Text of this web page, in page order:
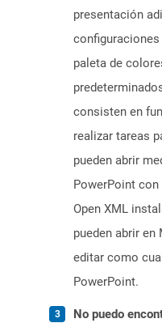
presentación
paleta de
consisten en
realizar tareas
pueden abrir
PowerPoint
Open XML
pueden abrir
editar como
PowerPoint.
No puedo